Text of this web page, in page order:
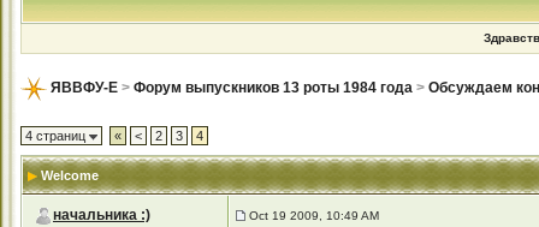
ЯВВФУ-Е > Форум выпускников 13 роты 1984 года > Обсуждаем
4 страниц « < 2 3 4
Welcome
начальника :) Oct 19 2009, 10:49 AM